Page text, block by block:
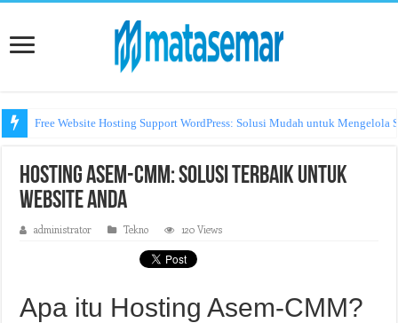
Free Website Hosting Support WordPress: Solusi Mudah untuk Mengelola
Hosting Asem-CMM: Solusi Terbaik untuk
Website Anda
administrator Tekno 120 Views
Apa itu Hosting Asem-CMM?